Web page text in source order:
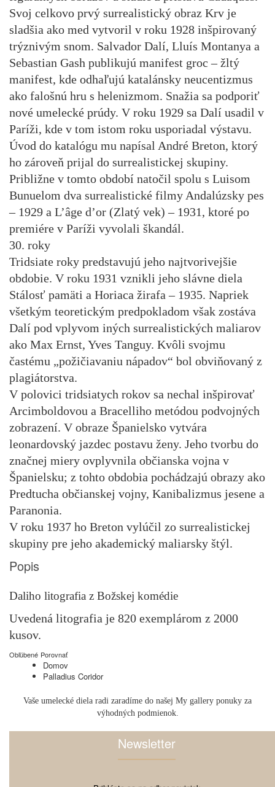
Svoj celkovo prvý surrealistický obraz Krv je
sladšia ako med vytvoril v roku 1928 inšpirovaný
trýznivým snom. Salvador Dalí, Lluís Montanya a
Sebastian Gash publikujú manifest groc – žltý
manifest, kde odhaľujú katalánsky neucentizmus
ako falošnú hru s helenizmom. Snažia sa podporiť
nové umelecké prúdy. V roku 1929 sa Dalí usadil v
Paríži, kde v tom istom roku usporiadal výstavu.
Úvod do katalógu mu napísal André Breton, ktorý
ho zároveň prijal do surrealistickej skupiny.
Približne v tomto období natočil spolu s Luisom
Bunuelom dva surrealistické filmy Andalúzsky pes
– 1929 a L’âge d’or (Zlatý vek) – 1931, ktoré po
premiére v Paríži vyvolali škandál.
30. roky
Tridsiate roky predstavujú jeho najtvorivejšie
obdobie. V roku 1931 vznikli jeho slávne diela
Stálosť pamäti a Horiaca žirafa – 1935. Napriek
všetkým teoretickým predpokladom však zostáva
Dalí pod vplyvom iných surrealistických maliarov
ako Max Ernst, Yves Tanguy. Kvôli svojmu
častému „požičiavaniu nápadov“ bol obviňovaný z
plagiátorstva.
V polovici tridsiatych rokov sa nechal inšpirovať
Arcimboldovou a Bracelliho metódou podvojných
zobrazení. V obraze Španielsko vytvára
leonardovský jazdec postavu ženy. Jeho tvorbu do
značnej miery ovplyvnila občianska vojna v
Španielsku; z tohto obdobia pochádzajú obrazy ako
Predtucha občianskej vojny, Kanibalizmus jesene a
Paranonia.
V roku 1937 ho Breton vylúčil zo surrealistickej
skupiny pre jeho akademický maliarsky štýl.
Popis
Daliho litografia z Božskej komédie
Uvedená litografia je 820 exemplárom z 2000
kusov.
Obľúbené Porovnať
Domov
Palladius Coridor
Vaše umelecké diela radi zaradíme do našej My gallery ponuky za
výhodných podmienok.
Newsletter